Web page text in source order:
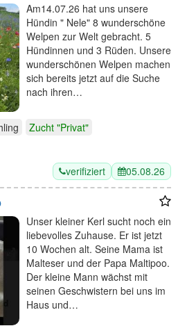
Am14.07.26 hat uns unsere
Hündin " Nele" 8 wunderschöne
Welpen zur Welt gebracht. 5
Hündinnen und 3 Rüden. Unsere
wunderschönen Welpen machen
sich bereits jetzt auf die Suche
nach ihren…
Zucht "Privat"
verifiziert 05.08.26
Unser kleiner Kerl sucht noch ein
liebevolles Zuhause. Er ist jetzt
10 Wochen alt. Seine Mama ist
Malteser und der Papa Maltipoo.
Der kleine Mann wächst mit
seinen Geschwistern bei uns im
Haus und…